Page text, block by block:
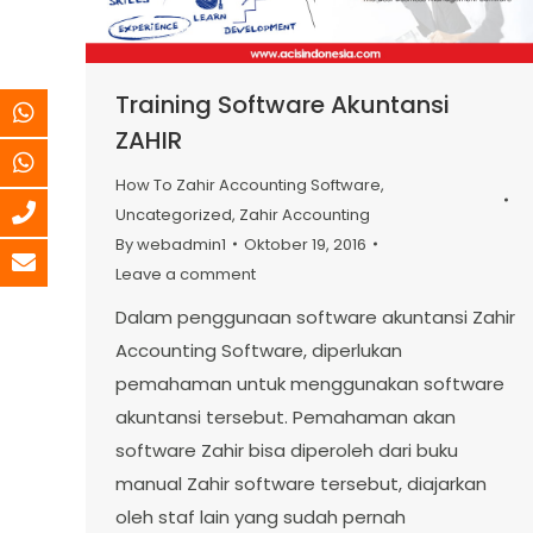
Training Software Akuntansi
ZAHIR
How To Zahir Accounting Software,
Uncategorized, Zahir Accounting
Bywebadmin1
Oktober 19, 2016
Leave a comment
Dalam penggunaan software akuntansi Zahir
Accounting Software, diperlukan
pemahaman untuk menggunakan software
akuntansi tersebut. Pemahaman akan
software Zahir bisa diperoleh dari buku
manual Zahir software tersebut, diajarkan
oleh staf lain yang sudah pernah